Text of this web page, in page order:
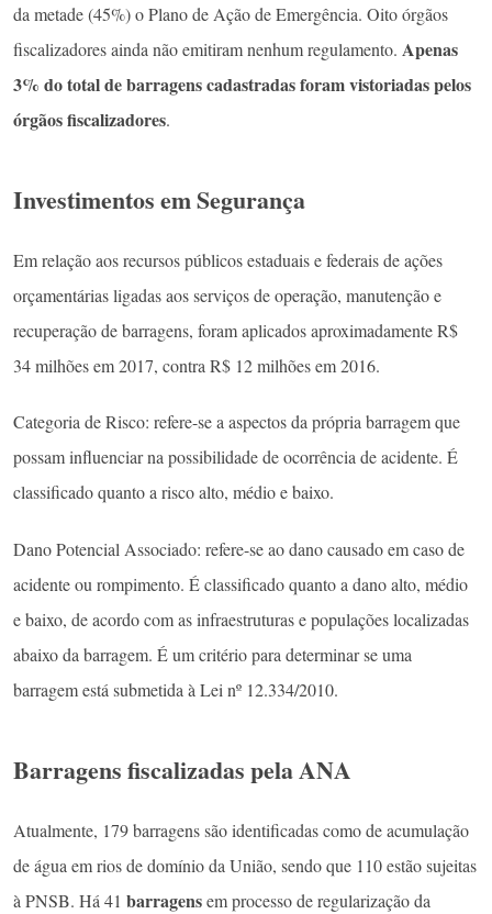
da metade (45%) o Plano de Ação de Emergência. Oito órgãos
fiscalizado­res ainda não emitiram nenhum regulamento. Apenas
3% do total de barragens cadastradas foram vistoriadas pelos
órgãos fiscalizadores.
Investimentos em Segurança
Em relação aos recursos públicos estaduais e fed­erais de ações
orçamentárias ligadas aos serviços de operação, manutenção e
recuperação de bar­ragens, foram aplicados aproxi­madamente R$
34 milhões em 2017, contra R$ 12 milhões em 2016.
Categoria de Risco: refere-se a aspectos da própria barragem que
possam influenciar na possibilidade de ocorrência de acidente. É
classificado quanto a risco alto, médio e baixo.
Dano Potencial Associado: refere-se ao dano causado em caso de
acidente ou rompimento. É classificado quanto a dano alto, médio
e baixo, de acordo com as infraestruturas e populações localizadas
abaixo da barragem. É um critério para determinar se uma
barragem está submetida à Lei nº 12.334/2010.
Barragens fiscalizadas pela ANA
Atualmente, 179 bar­ragens são identificadas como de acumulação
de água em rios de domínio da União, sendo que 110 estão sujeitas
à PNSB. Há 41 barragensem pro­cesso de regularização da